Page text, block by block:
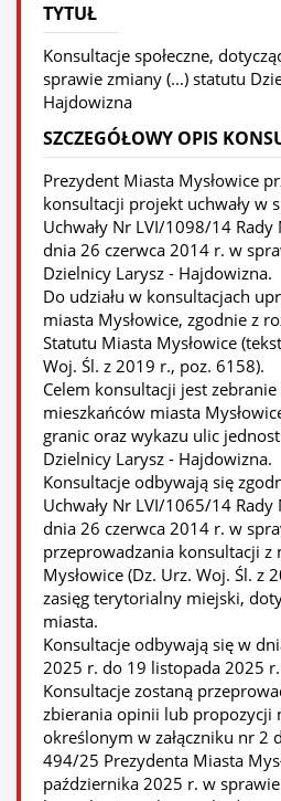
TYTUŁ
Konsultacje społeczne,
sprawie zmiany (...) statutu
Hajdowizna
SZCZEGÓŁOWY OPIS
Prezydent Miasta Mysłowice
konsultacji projekt uchwały w
Uchwały Nr LVI/1098/14 Rady
dnia 26 czerwca 2014 r. w
Dzielnicy Larysz - Hajdowizna.
Do udziału w konsultacjach
miasta Mysłowice, zgodnie z
Statutu Miasta Mysłowice
Woj. Śl. z 2019 r., poz. 6158).
Celem konsultacji jest
mieszkańców miasta
granic oraz wykazu ulic
Dzielnicy Larysz - Hajdowizna.
Konsultacje odbywają się
Uchwały Nr LVI/1065/14 Rady
dnia 26 czerwca 2014 r. w
przeprowadzania konsultacji z
Mysłowice (Dz. Urz. Woj. Śl. z
zasięg terytorialny miejski,
miasta.
Konsultacje odbywają się w
2025 r. do 19 listopada 2025 r.
Konsultacje zostaną
zbierania opinii lub propozycji
określonym w załączniku nr 2
494/25 Prezydenta Miasta
października 2025 r. w